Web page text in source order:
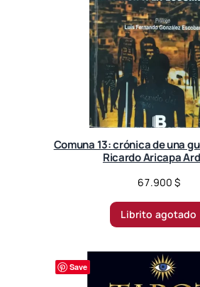
l
a
t
e
t
Comuna 13: crónica de una
Ricardo Aricapa
67.900 $
Librito agotado
Save